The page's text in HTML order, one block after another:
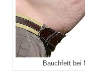
Bauchfett bei